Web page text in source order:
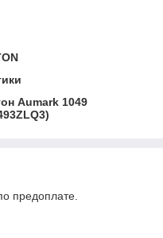
Aumark 1049
предоплате.